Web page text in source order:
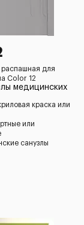
распашная для
Color 12
медицинских
краска или
или
санузлы